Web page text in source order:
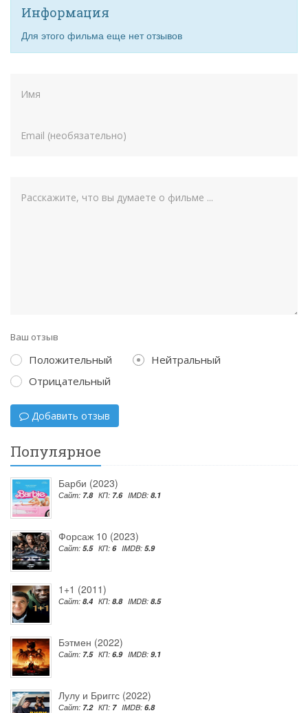
Информация
Для этого фильма еще нет отзывов
Ваш отзыв
Положительный
Нейтральный
Отрицательный
Добавить отзыв
Популярное
Барби (2023)
Сайт: 7.8 КП: 7.6 IMDB: 8.1
Форсаж 10 (2023)
Сайт: 5.5 КП: 6 IMDB: 5.9
1+1 (2011)
Сайт: 8.4 КП: 8.8 IMDB: 8.5
Бэтмен (2022)
Сайт: 7.5 КП: 6.9 IMDB: 9.1
Лулу и Бриггс (2022)
Сайт: 7.2 КП: 7 IMDB: 6.8